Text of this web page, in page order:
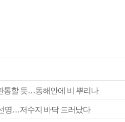
통할 듯…동해안에 비 뿌리나
명…저수지 바닥 드러났다